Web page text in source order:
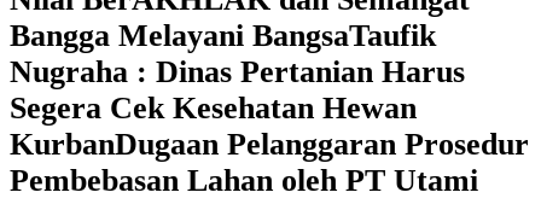
Bangga Melayani BangsaTaufik
Nugraha : Dinas Pertanian Harus
Segera Cek Kesehatan Hewan
KurbanDugaan Pelanggaran Prosedur
Pembebasan Lahan oleh PT Utami